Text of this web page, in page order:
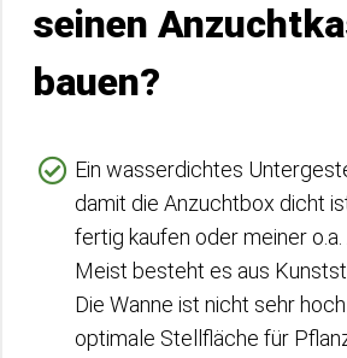
seinen
bauen?
Ein wasserdichtes
damit die Anzuchtbox dicht
fertig kaufen oder meiner o.a.
Meist besteht es aus
Die Wanne ist nicht sehr
optimale Stellfläche für